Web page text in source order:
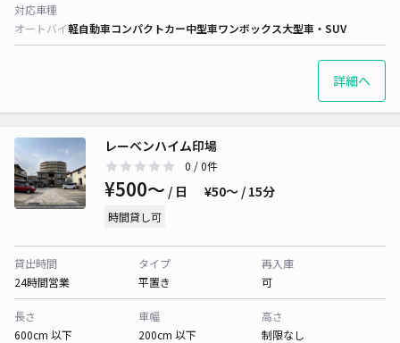
対応車種
オートバイ軽自動車コンパクトカー中型車ワンボックス大型車・SUV
詳細へ
レーベンハイム印場
0 / 0件
¥500〜 / 日 ¥50〜 / 15分
時間貸し可
貸出時間
24時間営業
タイプ
平置き
再入庫
可
長さ
600cm 以下
車幅
200cm 以下
高さ
制限なし